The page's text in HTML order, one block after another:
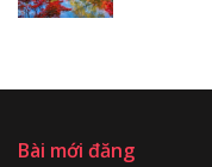
Bài mới đăng